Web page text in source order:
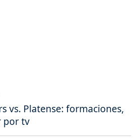
vs. Platense: formaciones,
por tv